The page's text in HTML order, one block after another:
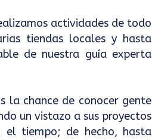
actividades de todo
tiendas locales y hasta
de nuestra guía experta
la chance de conocer gente
un vistazo a sus proyectos
el tiempo; de hecho, hasta